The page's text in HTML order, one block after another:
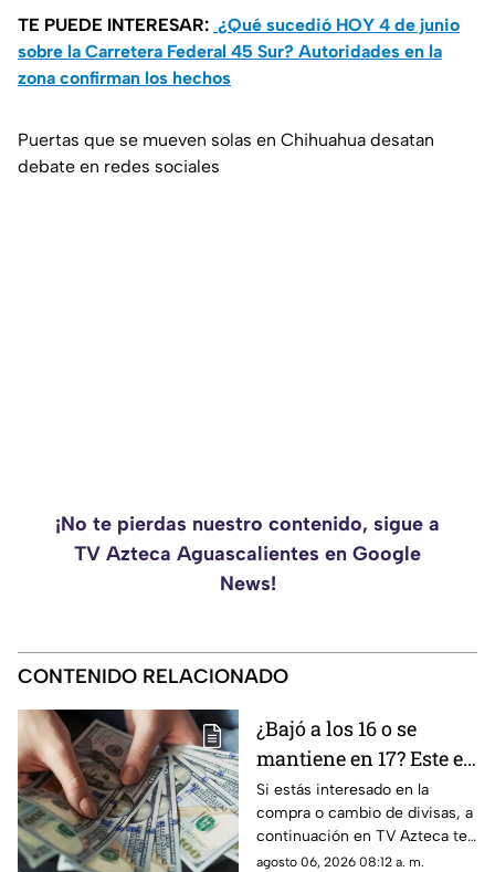
TE PUEDE INTERESAR: ¿Qué sucedió HOY 4 de junio
sobre la Carretera Federal 45 Sur? Autoridades en la
zona confirman los hechos
Puertas que se mueven solas en Chihuahua desatan
debate en redes sociales
¡No te pierdas nuestro contenido, sigue a
TV Azteca Aguascalientes en Google
News!
CONTENIDO RELACIONADO
¿Bajó a los 16 o se
mantiene en 17? Este es
el precio del dólar en
Aguascalientes hoy 6
de agosto de 2026
Si estás interesado en la
compra o cambio de divisas, a
continuación en TV Azteca te
informamos cuál es el precio
agosto 06, 2026 08:12 a. m.